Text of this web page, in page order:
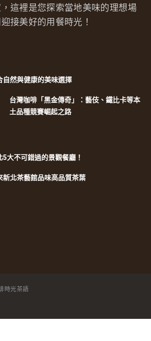
這裡是您探索當地美味的理想場
接美好的用餐時光！
自然與健康的美味選擇
台灣咖啡「黑金傳奇」：藝伎、鐵比卡等本
土品種競賽崛起之路
5大不可錯過的景觀餐廳！
新北茶藝館品味高品質茶葉
時光茶語